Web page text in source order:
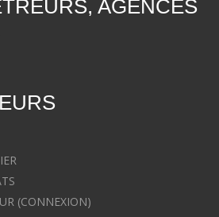
AGENCES
(CONNEXION)